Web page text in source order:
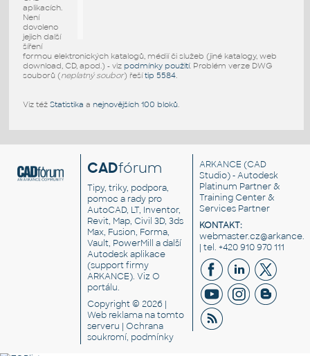
aplikacích.
Není
dovoleno
jejich další
šíření
formou elektronických katalogů, médií či služeb (jiné katalogy, web
download, CD, apod.) - viz podmínky použití. Problém verze DWG
souborů (neplatný soubor) řešítip 5584.
Viz též Statistika a nejnovějších 100 bloků.
CADfórum
Tipy, triky, podpora,
pomoc a rady pro
AutoCAD, LT, Inventor,
Revit, Map, Civil 3D, 3ds
Max, Fusion, Forma,
Vault, PowerMill a další
Autodesk aplikace
(support firmy
ARKANCE). VizO
portálu.
Copyright © 2026 |
Web reklama na tomto
serveru |Ochrana
soukromí, podmínky
ARKANCE (CAD
Studio) - Autodesk
Platinum Partner &
Training Center &
Services Partner
KONTAKT:
| tel. +420 910 970 111